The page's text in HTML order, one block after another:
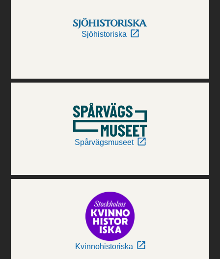
Sjöhistoriska
Spårvägsmuseet
Kvinnohistoriska